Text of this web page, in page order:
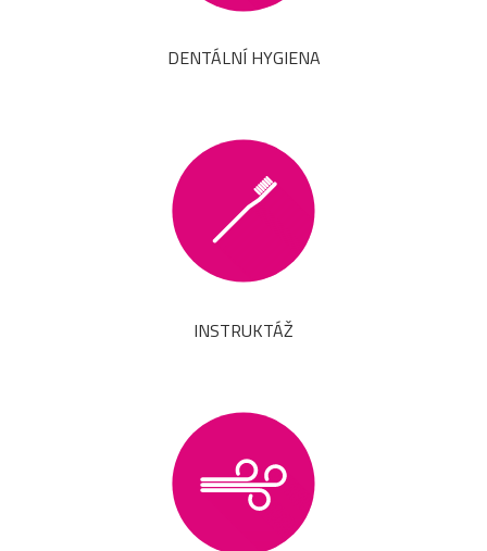
DENTÁLNÍ HYGIENA
INSTRUKTÁŽ